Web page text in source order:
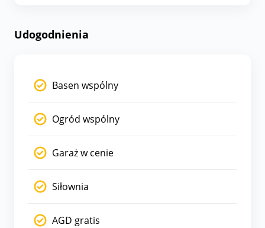
Udogodnienia
Basen wspólny
Ogród wspólny
Garaż w cenie
Siłownia
AGD gratis